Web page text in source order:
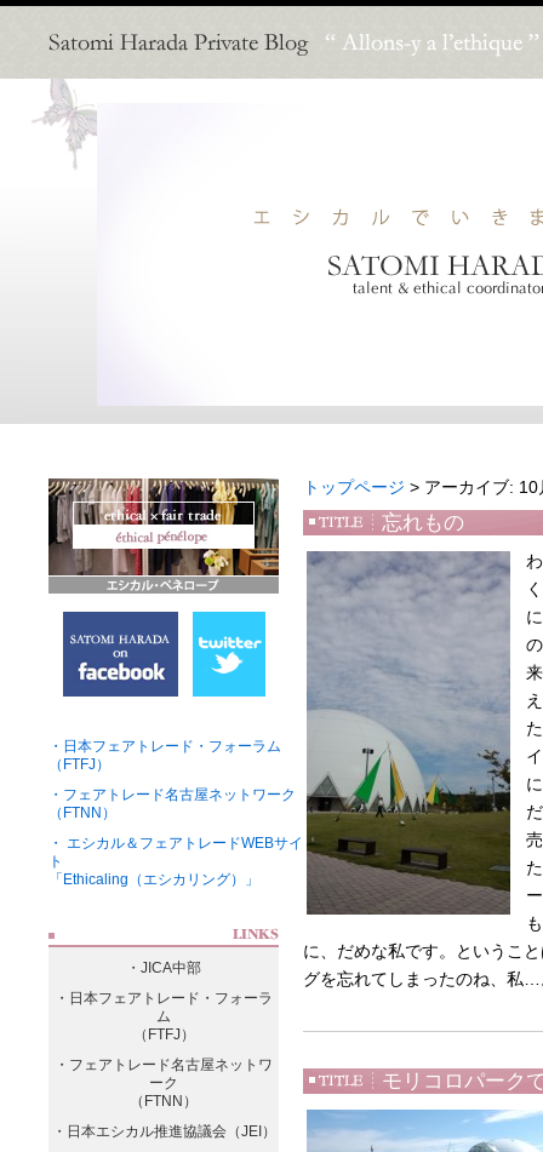
・日本フェアトレード・フォーラム
（FTFJ）
・フェアトレード名古屋ネットワーク
（FTNN）
・ エシカル＆フェアトレードWEBサイ
ト
「Ethicaling（エシカリング）」
・JICA中部
・日本フェアトレード・フォーラ
ム
（FTFJ）
・フェアトレード名古屋ネットワ
ーク
（FTNN）
・日本エシカル推進協議会（JEI）
トップページ > アーカイブ: 10
忘れもの
に、だめな私です。というこ
グを忘れてしまったのね、私
モリコロパーク